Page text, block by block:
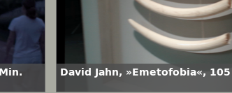
David Jahn, »Emetofobia«,